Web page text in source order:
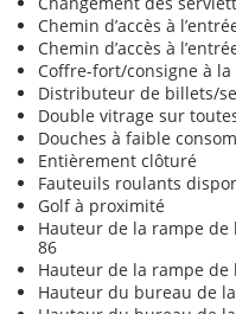
Chemin d’accès à
Chemin d’accès à
Coffre-fort/consigne à
Distributeur de billets/
Double vitrage sur
Douches à faible
Entièrement clôturé
Fauteuils roulants
Golf à proximité
Hauteur de la rampe de
86
Hauteur de la rampe de
Hauteur du bureau de